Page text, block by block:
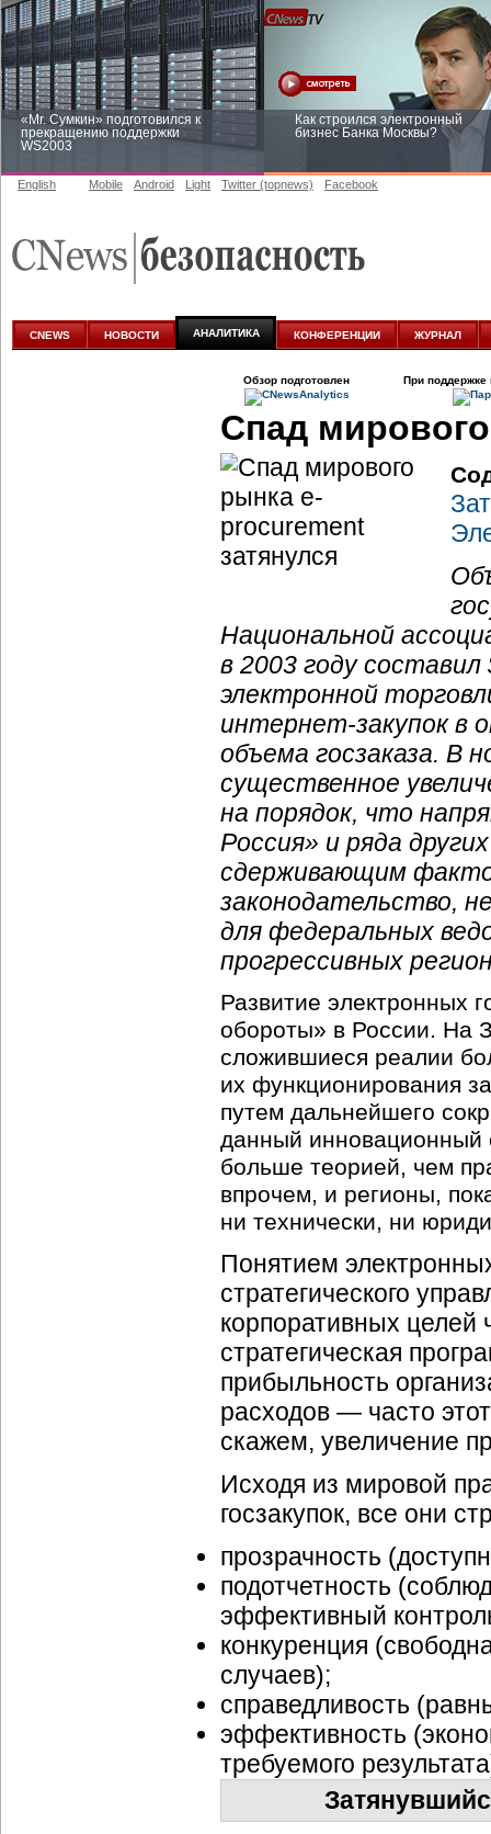
«Mr. Сумкин» подготовился к
прекращению поддержки
WS2003
Как строился электронный
бизнес Банка Москвы?
аналитике
English Mobile Android Light Twitter (topnews) Facebook
CNEWS НОВОСТИ АНАЛИТИКА КОНФЕРЕНЦИИ ЖУРНАЛ
Обзор подготовлен При поддержке
Спад
Национальной
в 2003 году
электронной
интернет-закупокв
объема госзаказа. В
существенное
на порядок, что
Россия» и ряда
сдерживающим
законодательство,
для федеральных
прогрессивных
Развитие электронных
обороты» в России. На
сложившиеся реалии
их функционирования
путем дальнейшего
данный инновационный
больше теорией, чем
впрочем, и регионы,
ни технически, ни
Понятием
стратегического
корпоративных целей
стратегическая
прибыльность
расходов — часто
скажем, увеличение
Исходя из мировой
госзакупок, все они
прозрачность
подотчетность
эффективный
конкуренция
случаев);
справедливость
эффективность
требуемого